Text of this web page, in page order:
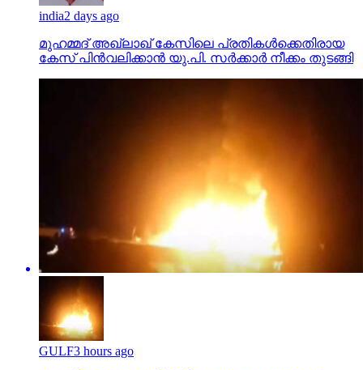
india2 days ago
മുഹമ്മദ് അഖ്‌ലാഖ് കേസിലെ പ്രതികള്‍ക്കെതിരായ
കേസ് പിന്‍വലിക്കാന്‍ യു.പി. സര്‍ക്കാര്‍ നീക്കം തുടങ്ങി
GULF3 hours ago